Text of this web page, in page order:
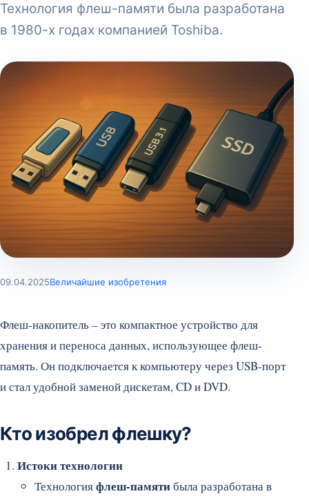
Технология флеш-памяти была разработана
в 1980-х годах компанией Toshiba.
09.04.2025Величайшие изобретения
Флеш-накопитель – это компактное устройство для
хранения и переноса данных, использующее флеш-
память. Он подключается к компьютеру через USB-порт
и стал удобной заменой дискетам, CD и DVD.
Кто изобрел флешку?
Истоки технологии
Технологияфлеш-памятибыла разработана в